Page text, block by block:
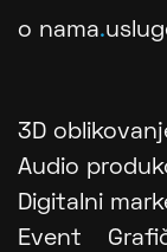
o nama.
3D
Audio
Digitalni
Event